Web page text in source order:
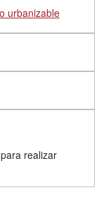
urbanizable
realizar